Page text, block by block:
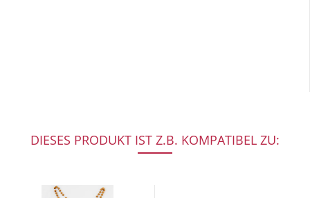
DIESES PRODUKT IST Z.B. KOMPATIBEL ZU: